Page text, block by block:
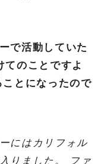
で活動していた
のことですよ
とになったので
にはカリフォル
りました。 ファ